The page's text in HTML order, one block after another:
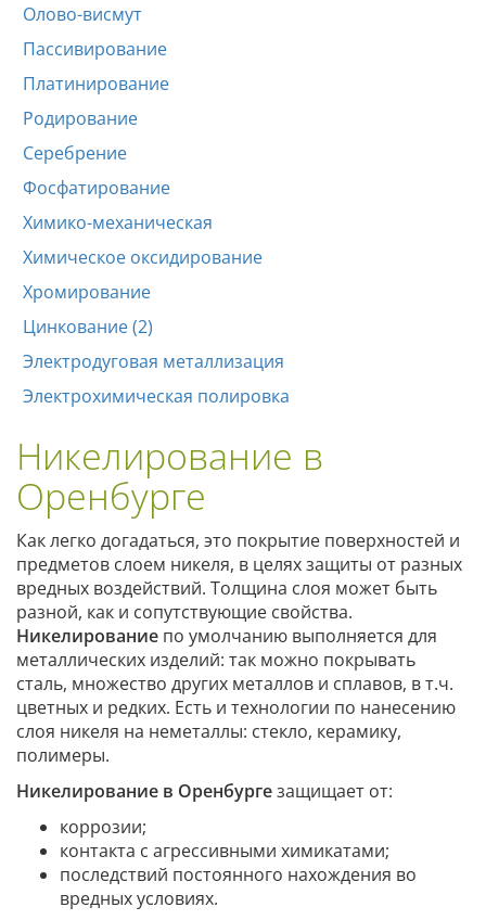
Олово-висмут
Пассивирование
Платинирование
Родирование
Серебрение
Фосфатирование
Химико-механическая
Химическое оксидирование
Хромирование
Цинкование (2)
Электродуговая металлизация
Электрохимическая полировка
Никелирование в
Оренбурге
Как легко догадаться, это покрытие поверхностей и
предметов слоем никеля, в целях защиты от разных
вредных воздействий. Толщина слоя может быть
разной, как и сопутствующие свойства.
Никелирование по умолчанию выполняется для
металлических изделий: так можно покрывать
сталь, множество других металлов и сплавов, в т.ч.
цветных и редких. Есть и технологии по нанесению
слоя никеля на неметаллы: стекло, керамику,
полимеры.
Никелирование в Оренбургезащищает от:
коррозии;
контакта с агрессивными химикатами;
последствий постоянного нахождения во
вредных условиях.